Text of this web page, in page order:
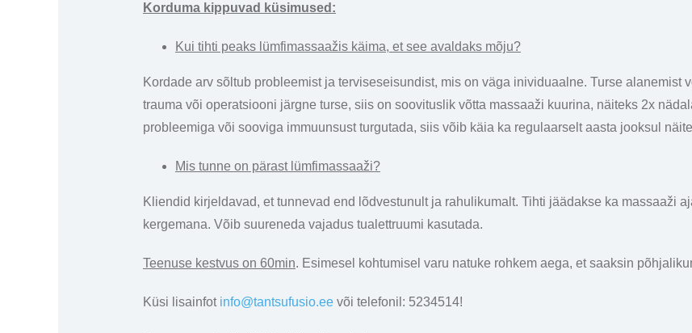
Korduma kippuvad küsimused:
Kui tihti peaks lümfimassaažis käima, et see avaldaks mõju?
Kordade arv sõltub probleemist ja terviseseisundist, mis on väga inividuaalne. Turse
trauma või operatsiooni järgne turse, siis on soovituslik võtta massaaži kuurina, näiteks 2x
probleemiga või sooviga immuunsust turgutada, siis võib käia ka regulaarselt aasta jooksul
Mis tunne on pärast lümfimassaaži?
Kliendid kirjeldavad, et tunnevad end lõdvestunult ja rahulikumalt. Tihti jäädakse ka massaaži
kergemana. Võib suureneda vajadus tualettruumi kasutada.
Teenuse kestvus on 60min. Esimesel kohtumisel varu natuke rohkem aega, et saaksin
Küsi lisainfot info@tantsufusio.eevõi telefonil: 5234514!